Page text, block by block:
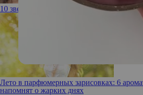
10 звезд, которые не заморачиваются с
Лето в парфюмерных зарисовках: 6
напомнят о жарких днях